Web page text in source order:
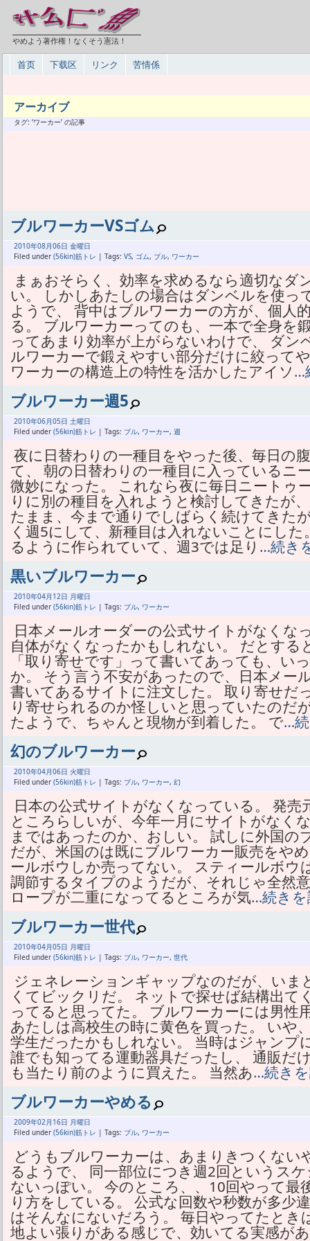
やめよう著作権！なくそう憲法！
首页 下载区 リンク 苦情係
アーカイブ
タグ: ‘ワーカー’ の記事
ブルワーカーVSゴム
2010年08月06日 金曜日
Filed under (56kin)筋トレ | Tags: VS, ゴム, ブル, ワーカー
まぁおそらく、効率を求めるなら適切なダ
い。 しかしあたしの場合はダンベルを使っ
ようで、 背中はブルワーカーの方が、個人
る。 ブルワーカーってのも、一本で全身を
ってあまり効率が上がらないわけで、 ダン
ルワーカーで鍛えやすい部分だけに絞って
ワーカーの構造上の特性を活かしたアイソ…
ブルワーカー週5
2010年06月05日 土曜日
Filed under (56kin)筋トレ | Tags: ブル, ワーカー, 週
夜に日替わりの一種目をやった後、毎日の
て、 朝の日替わりの一種目に入っているニ
微妙になった。 これなら夜に毎日ニートゥ
りに別の種目を入れようと検討してきたが
たまま、今まで通りでしばらく続けてきた
く週5にして、新種目は入れないことにし
るように作られていて、週3では足り …続き
黒いブルワーカー
2010年04月 12日 月曜日
Filed under (56kin)筋トレ | Tags: ブル, ワーカー
日本メールオーダーの公式サイトがなくな
自体がなくなったかもしれない。 だとす
「取り寄せです」って書いてあっても、い
か。 そう言う不安があったので、日本メー
書いてあるサイトに注文した。 取り寄せだ
り寄せられるのか怪しいと思っていたのだ
たようで、ちゃんと現物が到着した。 で…
幻のブルワーカー
2010年04月06日 火曜日
Filed under (56kin)筋トレ | Tags: ブル, ワーカー, 幻
日本の公式サイトがなくなっている。 発
ところらしいが、今年一月にサイトがなく
まではあったのか、おしい。 試しに外国の
だが、米国のは既にブルワーカー販売をや
ールボウしか売ってない。 スティールボウ
調節するタイプのようだが、それじゃ全然
ロープが二重になってるところが気…続き
ブルワーカー世代
2010年04月05日 月曜日
Filed under (56kin)筋トレ | Tags: ブル, ワーカー, 世代
ジェネレーションギャップなのだが、い
くてビックリだ。 ネットで探せば結構出て
ってると思ってた。 ブルワーカーには男性
あたしは高校生の時に黄色を買った。 いや
学生だったかもしれない。 当時はジャンプ
誰でも知ってる運動器具だったし、 通販だ
も当たり前のように買えた。 当然あ…続き
ブルワーカーやめる
2009年02月 16日 月曜日
Filed under (56kin)筋トレ | Tags: ブル, ワーカー
どうもブルワーカーは、あまりきつくない
るようで、 同一部位につき週2回というス
ないっぽい。 今のところ、、10回やって最
り方をしている。 公式な回数や秒数が多少
はそんなにないだろう。 毎日やってたとき
地よい張りがある感じで、効いてる実感が